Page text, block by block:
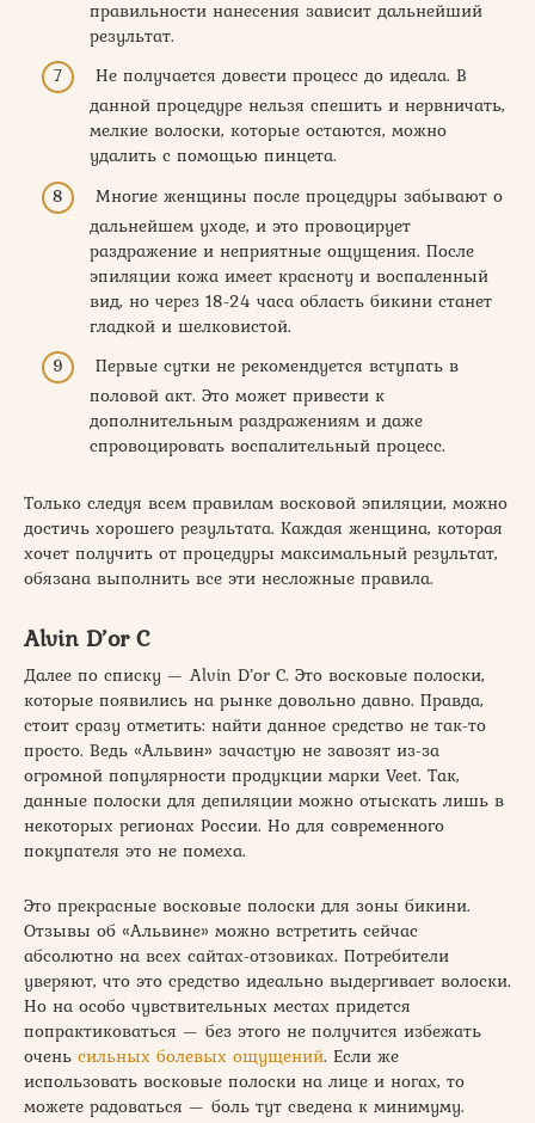
правильности нанесения зависит дальнейший
результат.
Не получается довести процесс до идеала. В
данной процедуре нельзя спешить и нервничать,
мелкие волоски, которые остаются, можно
удалить с помощью пинцета.
Многие женщины после процедуры забывают о
дальнейшем уходе, и это провоцирует
раздражение и неприятные ощущения. После
эпиляции кожа имеет красноту и воспаленный
вид, но через 18-24 часа область бикини станет
гладкой и шелковистой.
Первые сутки не рекомендуется вступать в
половой акт. Это может привести к
дополнительным раздражениям и даже
спровоцировать воспалительный процесс.
Только следуя всем правилам восковой эпиляции, можно
достичь хорошего результата. Каждая женщина, которая
хочет получить от процедуры максимальный результат,
обязана выполнить все эти несложные правила.
Alvin D’or C
Далее по списку — Alvin D’or C. Это восковые полоски,
которые появились на рынке довольно давно. Правда,
стоит сразу отметить: найти данное средство не так-то
просто. Ведь «Альвин» зачастую не завозят из-за
огромной популярности продукции марки Veet. Так,
данные полоски для депиляции можно отыскать лишь в
некоторых регионах России. Но для современного
покупателя это не помеха.
Это прекрасные восковые полоски для зоны бикини.
Отзывы об «Альвине» можно встретить сейчас
абсолютно на всех сайтах-отзовиках. Потребители
уверяют, что это средство идеально выдергивает волоски.
Но на особо чувствительных местах придется
попрактиковаться — без этого не получится избежать
очень сильных болевых ощущений. Если же
использовать восковые полоски на лице и ногах, то
можете радоваться — боль тут сведена к минимуму.